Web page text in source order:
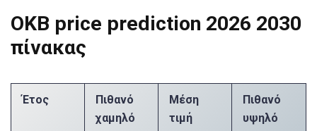
OKB price prediction 2026 2030
πίνακας
Έτος
Πιθανό
χαμηλό
Μέση
τιμή
Πιθανό
υψηλό